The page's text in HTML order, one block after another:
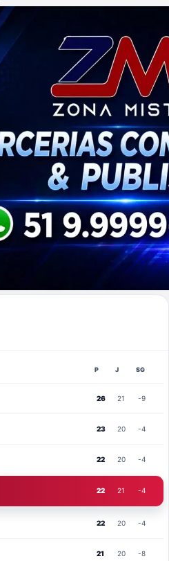
P J SG
26 21 -9
23 20 -4
22 20 -4
22 21 -4
22 20 -4
21 20 -8